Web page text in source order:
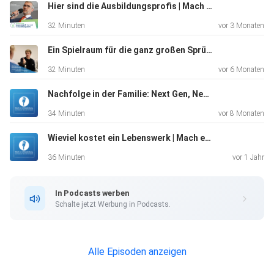
Hier sind die Ausbildungsprofis | Mach es in Brandenburg (32)
32 Minuten vor 3 Monaten
Ein Spielraum für die ganz großen Sprünge | Mach es in Brandenburg (31)
32 Minuten vor 6 Monaten
Nachfolge in der Familie: Next Gen, Next Level | Mach es in Brandenburg (30)
34 Minuten vor 8 Monaten
Wieviel kostet ein Lebenswerk | Mach es in Brandenburg (28)
36 Minuten vor 1 Jahr
In Podcasts werben
Schalte jetzt Werbung in Podcasts.
Alle Episoden anzeigen